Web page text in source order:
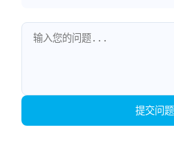
提交问题